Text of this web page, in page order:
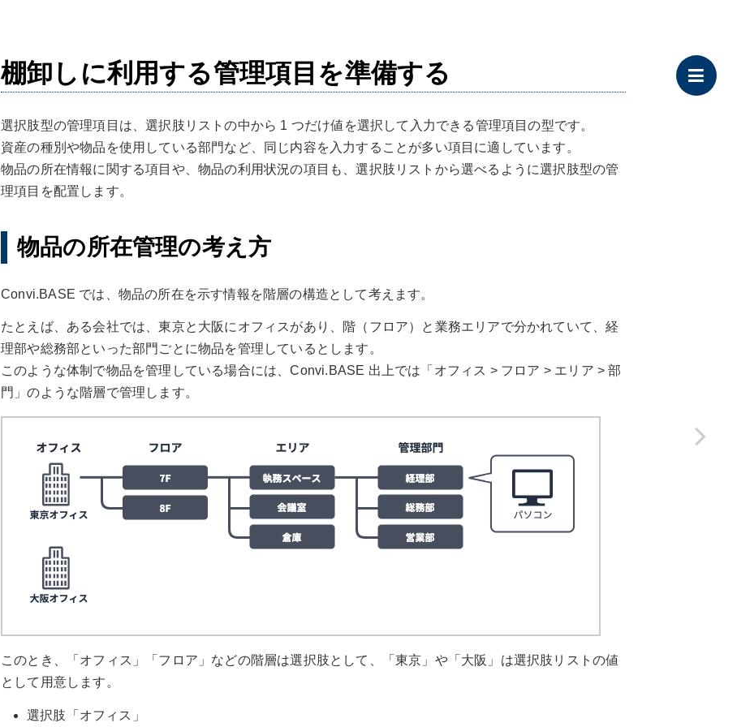
棚卸しに利用する管理項目を準備する
選択肢型の管理項目は、選択肢リストの中から 1 つだけ値を選択して入力できる管理項目の型です。
資産の種別や物品を使用している部門など、同じ内容を入力することが多い項目に適しています。
物品の所在情報に関する項目や、物品の利用状況の項目も、選択肢リストから選べるように選択肢型の管
理項目を配置します。
物品の所在管理の考え方
Convi.BASE では、物品の所在を示す情報を階層の構造として考えます。
たとえば、ある会社では、東京と大阪にオフィスがあり、階（フロア）と業務エリアで分かれていて、経
理部や総務部といった部門ごとに物品を管理しているとします。
このような体制で物品を管理している場合には、Convi.BASE 出上では「オフィス > フロア > エリア > 部
門」のような階層で管理します。
このとき、「オフィス」「フロア」などの階層は選択肢として、「東京」や「大阪」は選択肢リストの値
として用意します。
選択肢「オフィス」